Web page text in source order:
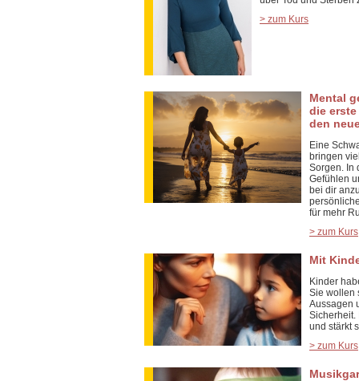
> zum Kurs
Mental
die erste
den
Eine
bringen
Sorgen. In
Gefühlen
bei dir
für mehr
> zum Kurs
Mit
Kinder
Sie wollen
Aussagen
Sicherheit.
und stärkt
> zum Kurs